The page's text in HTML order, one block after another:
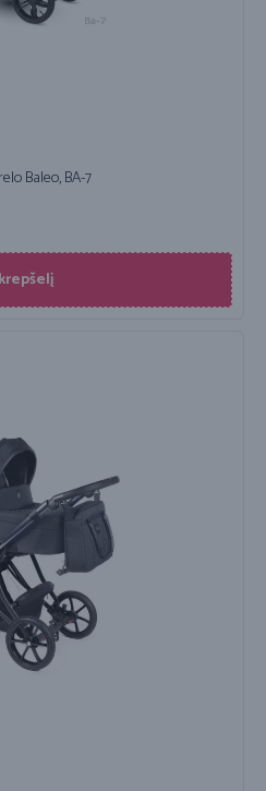
Baleo, BA-7